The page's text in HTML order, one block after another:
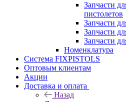
Запчасти
пистолетов
Запчасти
Запчасти
Запчасти
Номенклатура
Система FIXPISTOLS
Оптовым клиентам
Акции
Доставка и оплата
Назад